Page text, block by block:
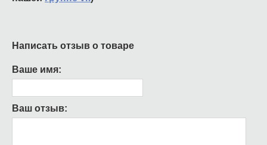
Написать отзыв о товаре
Ваше имя:
Ваш отзыв: